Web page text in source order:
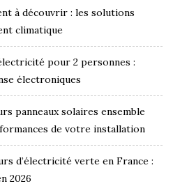
à découvrir : les solutions
climatique
pour 2 personnes :
électroniques
panneaux solaires ensemble
de votre installation
d’électricité verte en France :
2026